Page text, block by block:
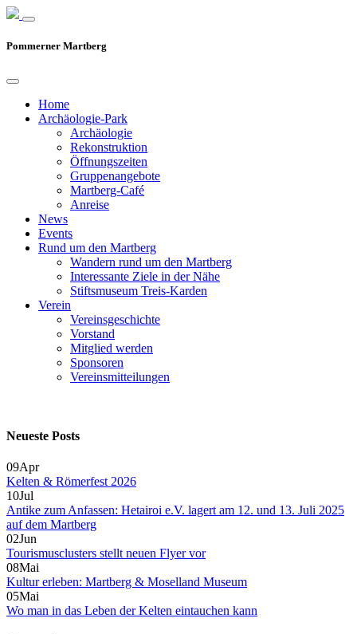
Pommerner Martberg
Home
Archäologie-Park
Archäologie
Rekonstruktion
Öffnungszeiten
Gruppenangebote
Martberg-Café
Anreise
News
Events
Rund um den Martberg
Wandern rund um den Martberg
Interessante Ziele in der Nähe
Stiftsmuseum Treis-Karden
Verein
Vereinsgeschichte
Vorstand
Mitglied werden
Sponsoren
Vereinsmitteilungen
Neueste Posts
09Apr
Kelten & Römerfest 2026
10Jul
Antike zum Anfassen: Hetairoi e.V. lagert am 12. und 13. Juli 2025
auf dem Martberg
02Jun
Tourismusclusters stellt neuen Flyer vor
08Mai
Kultur erleben: Martberg & Moselland Museum
05Mai
Wo man in das Leben der Kelten eintauchen kann